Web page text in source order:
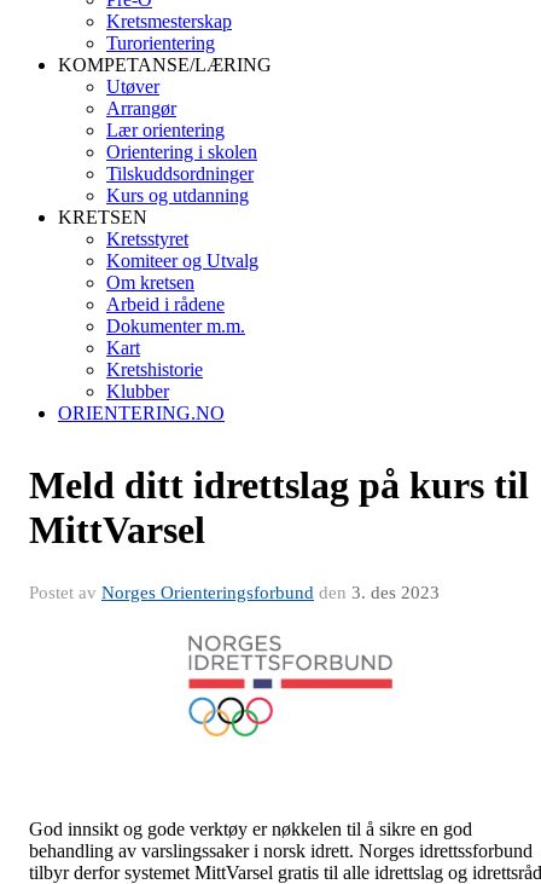
Kretsmesterskap
Turorientering
KOMPETANSE/LÆRING
Utøver
Arrangør
Lær orientering
Orientering i skolen
Tilskuddsordninger
Kurs og utdanning
KRETSEN
Kretsstyret
Komiteer og Utvalg
Om kretsen
Arbeid i rådene
Dokumenter m.m.
Kart
Kretshistorie
Klubber
ORIENTERING.NO
Meld ditt idrettslag på kurs til
MittVarsel
Postet av Norges Orienteringsforbund den 3. des 2023
God innsikt og gode verktøy er nøkkelen til å sikre en god
behandling av varslingssaker i norsk idrett. Norges idrettssforbund
tilbyr derfor systemet MittVarsel gratis til alle idrettslag og